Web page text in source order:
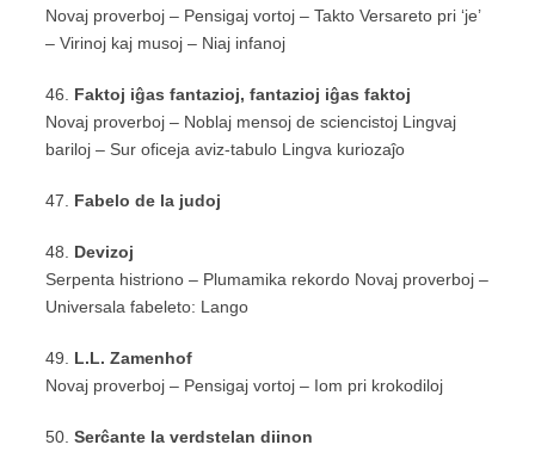
Novaj proverboj – Pensigaj vortoj – Takto Versareto pri ‘je’
– Virinoj kaj musoj – Niaj infanoj
46. Faktoj iĝas fantazioj, fantazioj iĝas faktoj
Novaj proverboj – Noblaj mensoj de sciencistoj Lingvaj
bariloj – Sur oficeja aviz-tabulo Lingva kuriozaĵo
47. Fabelo de la judoj
48. Devizoj
Serpenta histriono – Plumamika rekordo Novaj proverboj –
Universala fabeleto: Lango
49. L.L. Zamenhof
Novaj proverboj – Pensigaj vortoj – Iom pri krokodiloj
50. Serĉante la verdstelan diinon